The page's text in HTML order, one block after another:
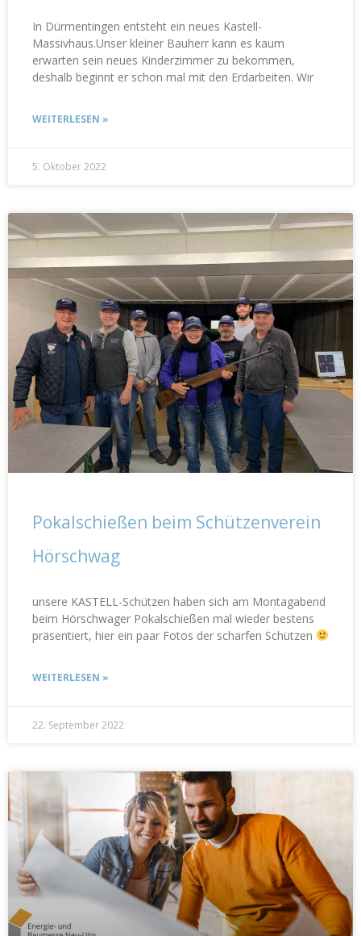
In Dürmentingen entsteht ein neues Kastell-
Massivhaus.Unser kleiner Bauherr kann es kaum
erwarten sein neues Kinderzimmer zu bekommen,
deshalb beginnt er schon mal mit den Erdarbeiten. Wir
WEITERLESEN »
5. Oktober 2022
Pokalschießen beim Schützenverein
Hörschwag
unsere KASTELL-Schützen haben sich am Montagabend
beim Hörschwager Pokalschießen mal wieder bestens
präsentiert, hier ein paar Fotos der scharfen Schützen
WEITERLESEN »
22. September 2022